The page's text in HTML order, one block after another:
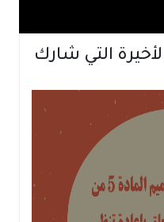
التي شارك